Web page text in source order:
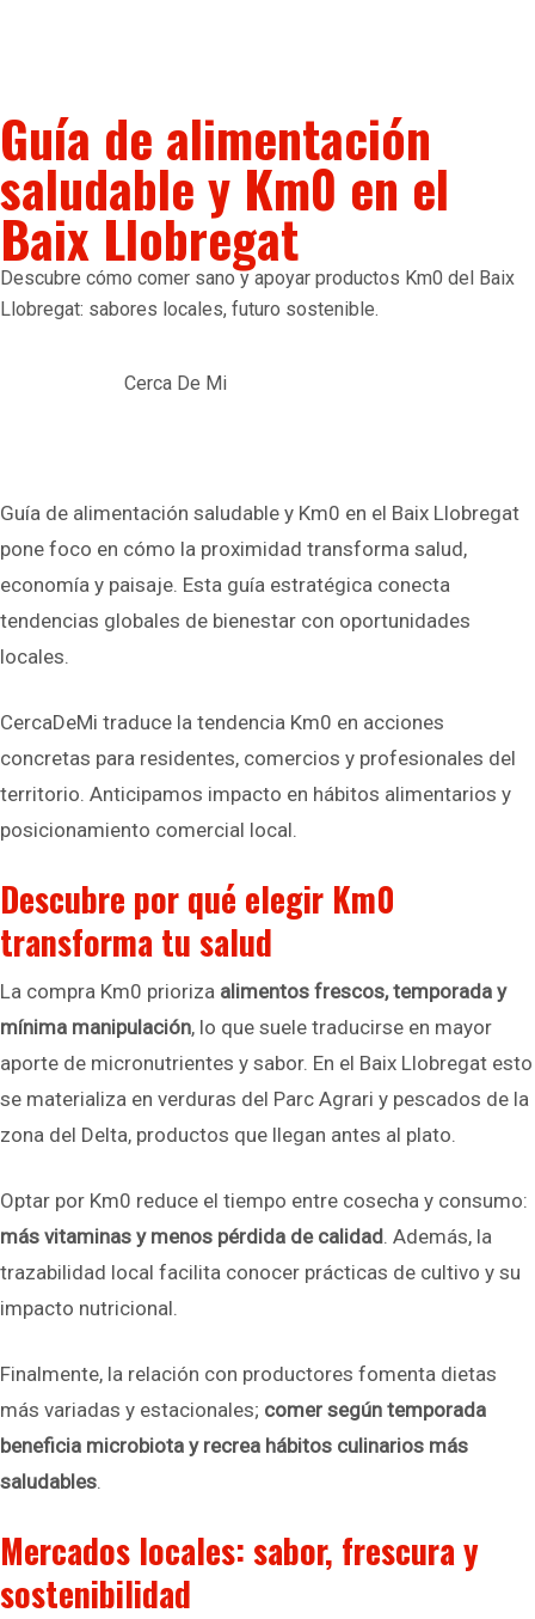
Guía de alimentación
saludable y Km0 en el
Baix Llobregat
Descubre cómo comer sano y apoyar productos Km0 del Baix
Llobregat: sabores locales, futuro sostenible.
Cerca De Mi
Guía de alimentación saludable y Km0 en el Baix Llobregat
pone foco en cómo la proximidad transforma salud,
economía y paisaje. Esta guía estratégica conecta
tendencias globales de bienestar con oportunidades
locales.
CercaDeMi traduce la tendencia Km0 en acciones
concretas para residentes, comercios y profesionales del
territorio. Anticipamos impacto en hábitos alimentarios y
posicionamiento comercial local.
Descubre por qué elegir Km0
transforma tu salud
La compra Km0 prioriza alimentos frescos, temporada y
mínima manipulación, lo que suele traducirse en mayor
aporte de micronutrientes y sabor. En el Baix Llobregat esto
se materializa en verduras del Parc Agrari y pescados de la
zona del Delta, productos que llegan antes al plato.
Optar por Km0 reduce el tiempo entre cosecha y consumo:
más vitaminas y menos pérdida de calidad. Además, la
trazabilidad local facilita conocer prácticas de cultivo y su
impacto nutricional.
Finalmente, la relación con productores fomenta dietas
más variadas y estacionales; comer según temporada
beneficia microbiota y recrea hábitos culinarios más
saludables.
Mercados locales: sabor, frescura y
sostenibilidad